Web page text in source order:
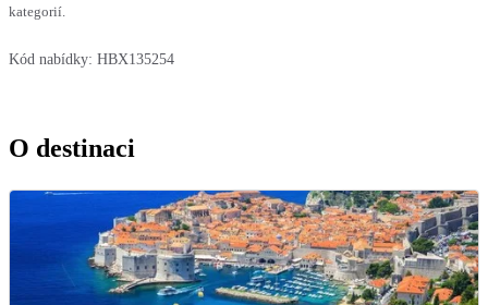
kategorií.
Kód nabídky: HBX135254
O destinaci